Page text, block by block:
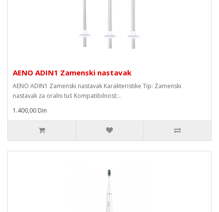
AENO ADIN1 Zamenski nastavak
AENO ADIN1 Zamenski nastavak Karakteristike Tip: Zamenski
nastavak za oralni tuš Kompatibilnost:..
1.400,00 Din